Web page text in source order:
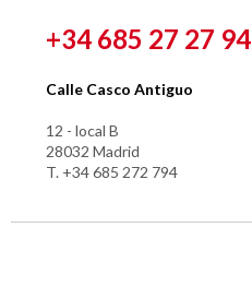
+34 685 27 27 94
Calle Casco Antiguo
12 - local B
28032 Madrid
T. +34 685 272 794